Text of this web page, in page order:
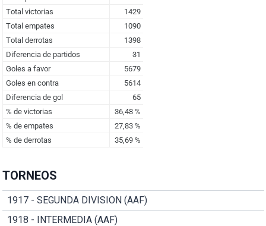
TORNEOS
1917 - SEGUNDA DIVISION (AAF)
1918 - INTERMEDIA (AAF)